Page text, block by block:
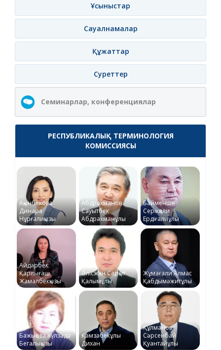
Ұсыныстар
Сауалнамалар
Құжаттар
Суреттер
Семинарлар, конференциялар
РЕСПУБЛИКАЛЫҚ ТЕРМИНОЛОГИЯ
КОМИССИЯСЫ
Ақынбекова
Динара
Нұрғалиқызы
Абдрахманов
Сауытбек
Абдрахманұлы
Байменше
Серікқали
Ердіғалиұлы
Айдарбек
Қарлығаш
Жамалбекқызы
Әлісжан Сарқыт
Қалымұлы
Жұмағали Алмас
Қабдымәжитұлы
Бажықова Күлзада
Бегалықызы
Қамзабекұлы
Дихан
Құлманов
Сәрсенбай
Қуантайұлы